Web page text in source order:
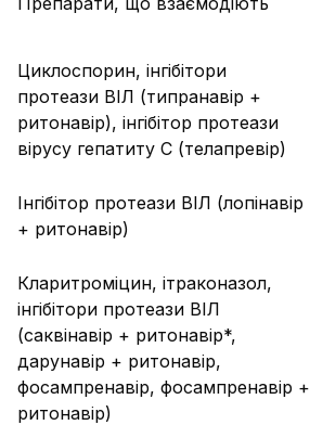
Циклоспорин, інгібітори
протеази ВІЛ (типранавір +
ритонавір), інгібітор протеази
вірусу гепатиту С (телапревір)
Інгібітор протеази ВІЛ (лопінавір
+ ритонавір)
Кларитроміцин, ітраконазол,
інгібітори протеази ВІЛ
(саквінавір + ритонавір*,
дарунавір + ритонавір,
фосампренавір, фосампренавір +
ритонавір)